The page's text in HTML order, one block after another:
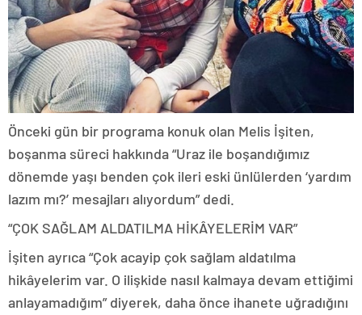
Önceki gün bir programa konuk olan Melis İşiten,
boşanma süreci hakkında “Uraz ile boşandığımız
dönemde yaşı benden çok ileri eski ünlülerden ‘yardım
lazım mı?’ mesajları alıyordum” dedi.
“ÇOK SAĞLAM ALDATILMA HİKÂYELERİM VAR”
İşiten ayrıca “Çok acayip çok sağlam aldatılma
hikâyelerim var. O ilişkide nasıl kalmaya devam ettiğimi
anlayamadığım” diyerek, daha önce ihanete uğradığını